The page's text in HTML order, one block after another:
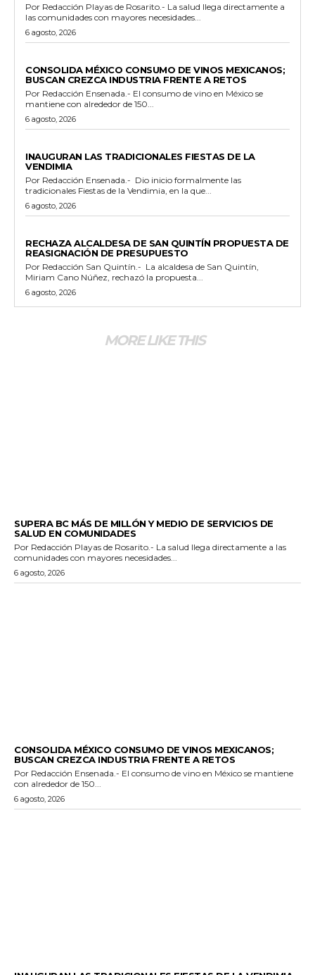
Por Redacción Playas de Rosarito.- La salud llega directamente a
las comunidades con mayores necesidades...
6 agosto, 2026
CONSOLIDA MÉXICO CONSUMO DE VINOS MEXICANOS;
BUSCAN CREZCA INDUSTRIA FRENTE A RETOS
Por Redacción Ensenada.- El consumo de vino en México se
mantiene con alrededor de 150...
6 agosto, 2026
INAUGURAN LAS TRADICIONALES FIESTAS DE LA
VENDIMIA
Por Redacción Ensenada.- Dio inicio formalmente las
tradicionales Fiestas de la Vendimia, en la que...
6 agosto, 2026
RECHAZA ALCALDESA DE SAN QUINTÍN PROPUESTA DE
REASIGNACIÓN DE PRESUPUESTO
Por Redacción San Quintín.- La alcaldesa de San Quintín,
Miriam Cano Núñez, rechazó la propuesta...
6 agosto, 2026
MORE LIKE THIS
SUPERA BC MÁS DE MILLÓN Y MEDIO DE SERVICIOS DE
SALUD EN COMUNIDADES
Por Redacción Playas de Rosarito.- La salud llega directamente a las
comunidades con mayores necesidades...
6 agosto, 2026
CONSOLIDA MÉXICO CONSUMO DE VINOS MEXICANOS;
BUSCAN CREZCA INDUSTRIA FRENTE A RETOS
Por Redacción Ensenada.- El consumo de vino en México se mantiene
con alrededor de 150...
6 agosto, 2026